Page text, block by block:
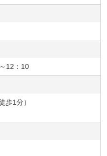
12：10
歩1分）